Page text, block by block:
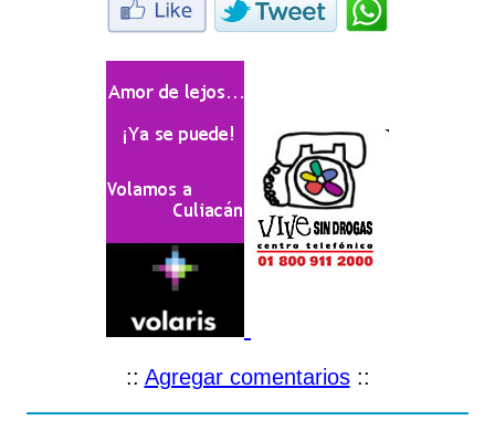
:: Agregar comentarios::